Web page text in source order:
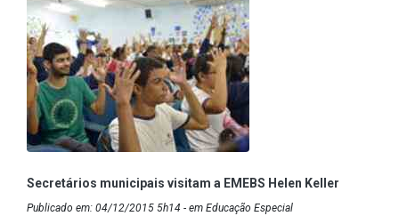
Secretários municipais visitam a EMEBS Helen Keller
Publicado em: 04/12/2015 5h14 - em Educação Especial